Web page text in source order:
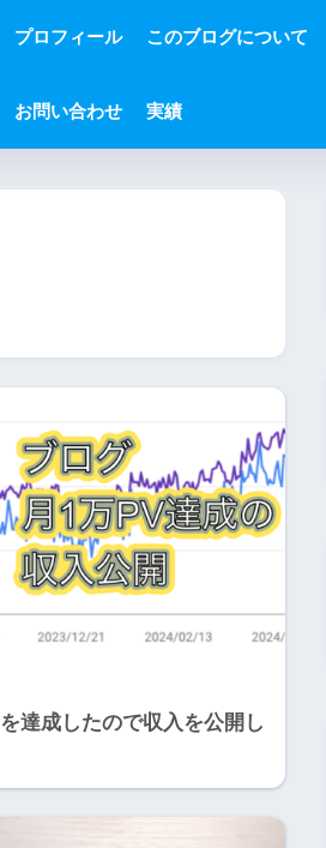
プロフィール このブログについて
お問い合わせ 実績
達成したので収入を公開し